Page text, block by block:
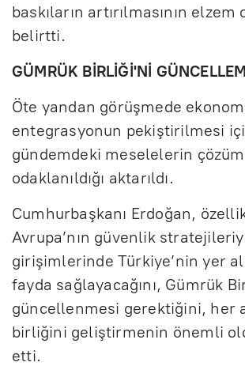
baskıların artırılmasının elzem
belirtti.
GÜMRÜK BİRLİĞİ'Nİ
Öte yandan görüşmede
entegrasyonun pekiştirilmesi
gündemdeki meselelerin
odaklanıldığı aktarıldı.
Cumhurbaşkanı Erdoğan,
Avrupa’nın güvenlik
girişimlerinde Türkiye’nin yer
fayda sağlayacağını, Gümrük
güncellenmesi gerektiğini, her
birliğini geliştirmenin önemli
etti.